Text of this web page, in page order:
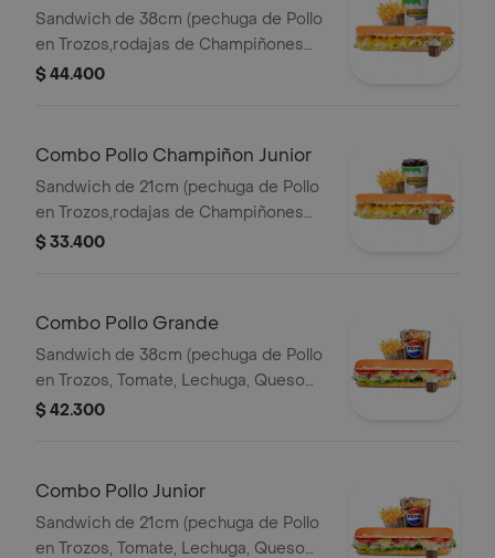
Sandwich de 38cm (pechuga de Pollo
en Trozos,rodajas de Champiñones
Salteados,lechuga,queso Amarillo y
$ 44.400
Combo Pollo Champiñon Junior
Sandwich de 21cm (pechuga de Pollo
en Trozos,rodajas de Champiñones
Salteados,lechuga,queso Amarillo y
$ 33.400
Combo Pollo Grande
Sandwich de 38cm (pechuga de Pollo
en Trozos, Tomate, Lechuga, Queso
Mozzarella y Mayonesa) Papa
$ 42.300
Combo Pollo Junior
Sandwich de 21cm (pechuga de Pollo
en Trozos, Tomate, Lechuga, Queso